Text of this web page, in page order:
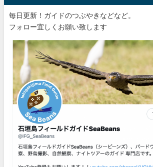
毎日更新！ガイドのつぶやきなどなど。
フォロー宜しくお願い致します